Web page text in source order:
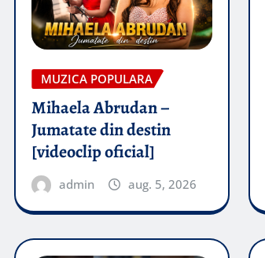
MUZICA POPULARA
Mihaela Abrudan –
Jumatate din destin
[videoclip oficial]
admin aug. 5, 2026